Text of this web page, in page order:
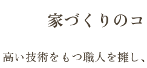
家づくりの
高い技術をもつ職人を擁し